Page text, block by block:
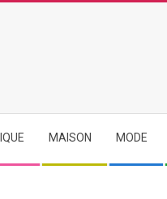
MAISON MODE